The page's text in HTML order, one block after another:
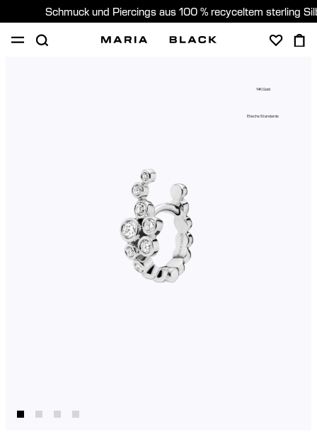
Schmuck und Piercings aus 100 % recyceltem sterling
14K Gold
Etische Standards